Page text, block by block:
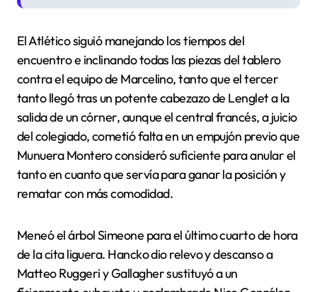
El Atlético siguió manejando los tiempos del
encuentro e inclinando todas las piezas del tablero
contra el equipo de Marcelino, tanto que el tercer
tanto llegó tras un potente cabezazo de Lenglet a la
salida de un córner, aunque el central francés, a juicio
del colegiado, cometió falta en un empujón previo que
Munuera Montero consideró suficiente para anular el
tanto en cuanto que servía para ganar la posición y
rematar con más comodidad.
Meneó el árbol Simeone para el último cuarto de hora
de la cita liguera. Hancko dio relevo y descanso a
Matteo Ruggeri y Gallagher sustituyó a un